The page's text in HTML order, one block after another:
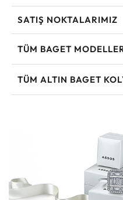
SATIŞ NOKTALARIMIZ
TÜM BAGET
TÜM ALTIN BAGET